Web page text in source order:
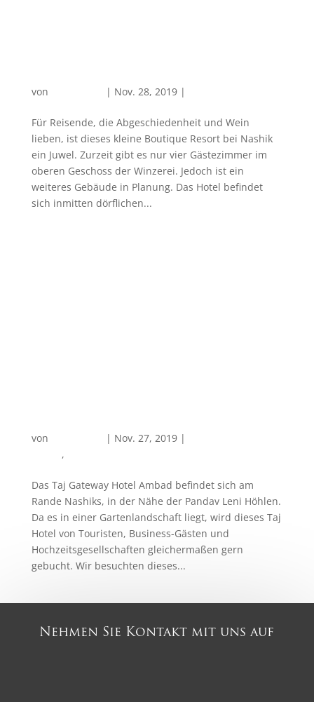
von | Nov. 28, 2019|
Für Reisende, die Abgeschiedenheit und Wein
lieben, ist dieses kleine Boutique Resort bei Nashik
ein Juwel. Zurzeit gibt es nur vier Gästezimmer im
oberen Geschoss der Winzerei. Jedoch ist ein
weiteres Gebäude in Planung. Das Hotel befindet
sich inmitten dörflichen...
von | Nov. 27, 2019|
,
Das Taj Gateway Hotel Ambad befindet sich am
Rande Nashiks, in der Nähe der Pandav Leni Höhlen.
Da es in einer Gartenlandschaft liegt, wird dieses Taj
Hotel von Touristen, Business-Gästen und
Hochzeitsgesellschaften gleichermaßen gern
gebucht. Wir besuchten dieses...
Nehmen Sie Kontakt mit uns auf